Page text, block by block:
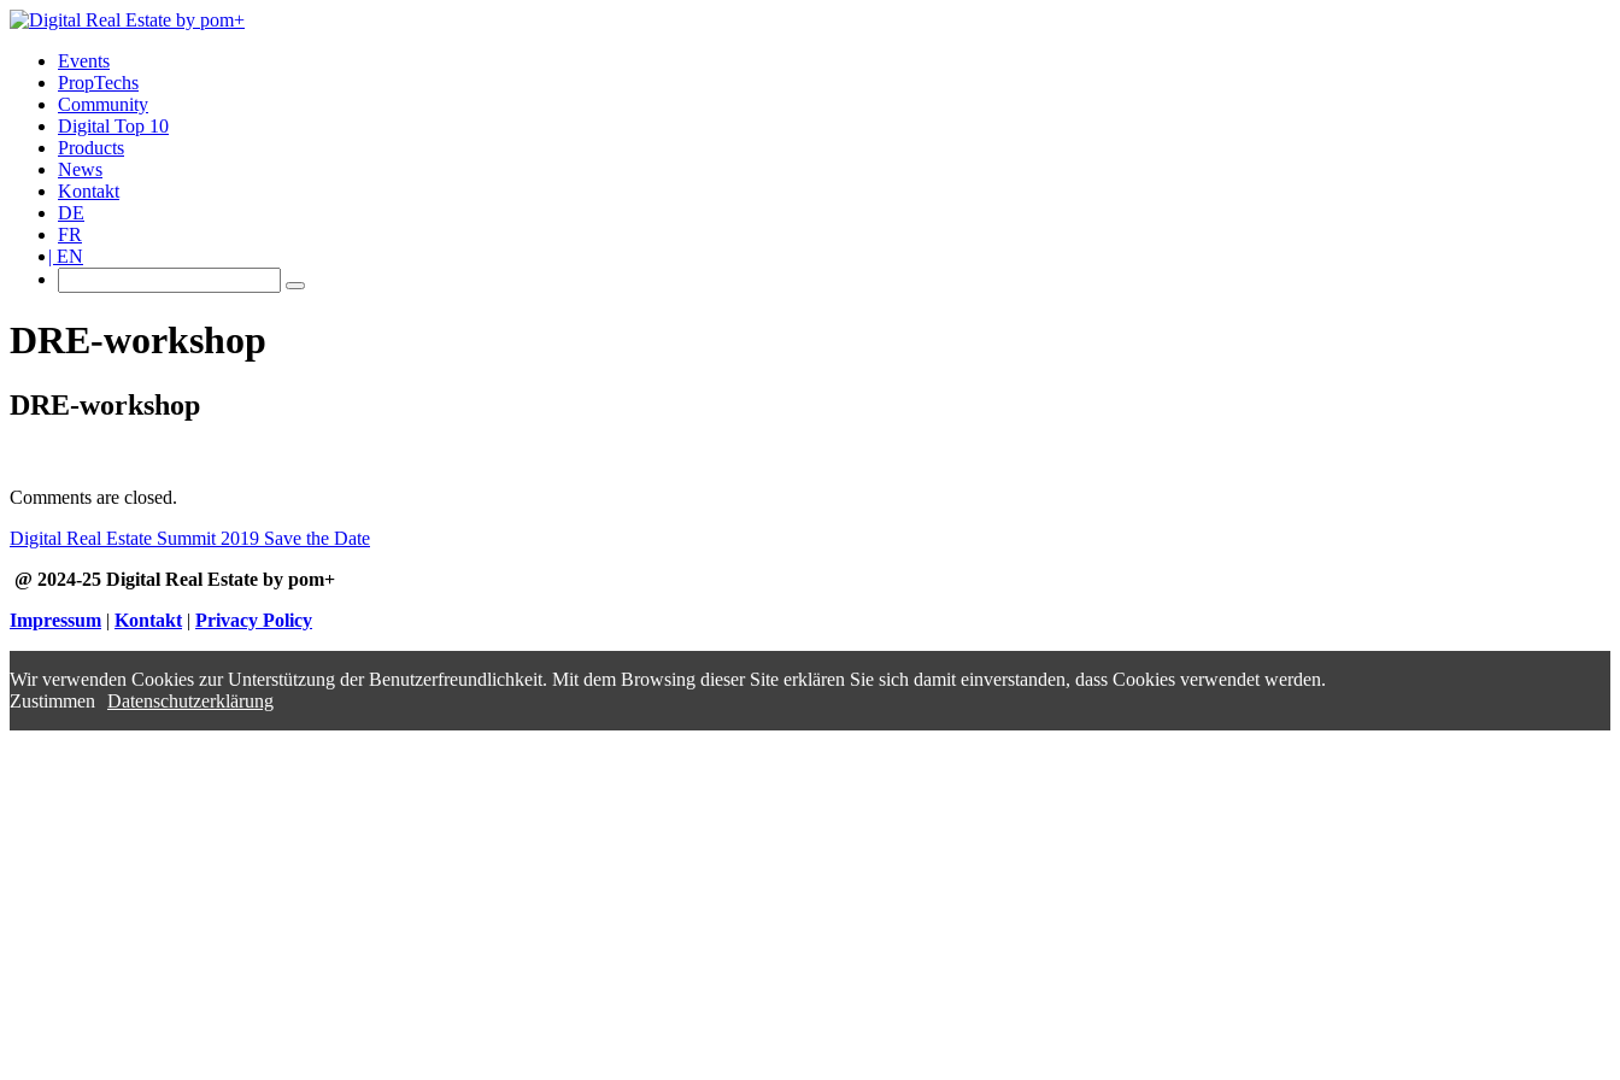
Events
PropTechs
Community
Digital Top 10
Products
News
Kontakt
DE
FR
EN
DRE-workshop
DRE-workshop
Comments are closed.
Digital Real Estate Summit 2019 Save the Date
@ 2024-25 Digital Real Estate by pom+
Impressum | Kontakt | Privacy Policy
Wir verwenden Cookies zur Unterstützung der Benutzerfreundlichkeit. Mit dem Browsing dieser Site erklären Sie sich damit einverstanden, dass Cookies verwendet werden.
Zustimmen
Datenschutzerklärung